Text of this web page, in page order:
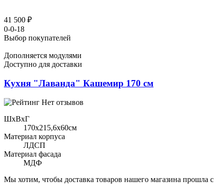
41 500 ₽
0-0-18
Выбор покупателей
Дополняется модулями
Доступно для доставки
Кухня "Лаванда" Кашемир 170 см
Нет отзывов
ШхВхГ
170x215,6х60см
Материал корпуса
ЛДСП
Материал фасада
МДФ
Мы хотим, чтобы доставка товаров нашего магазина прошла с